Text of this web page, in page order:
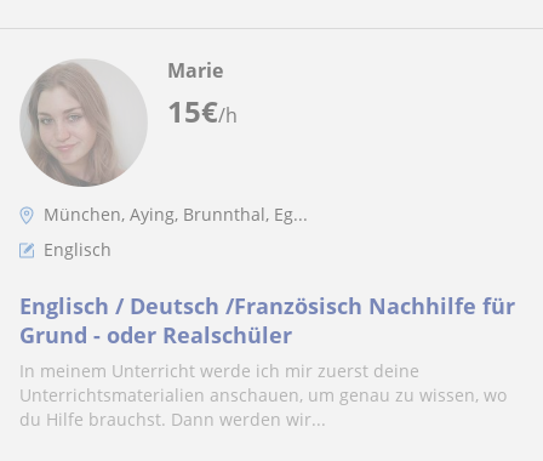
15€/h
Marie
München, Aying, Brunnthal, Eg...
Englisch
Englisch / Deutsch /Französisch Nachhilfe für
Grund - oder Realschüler
In meinem Unterricht werde ich mir zuerst deine
Unterrichtsmaterialien anschauen, um genau zu wissen, wo
du Hilfe brauchst. Dann werden wir...